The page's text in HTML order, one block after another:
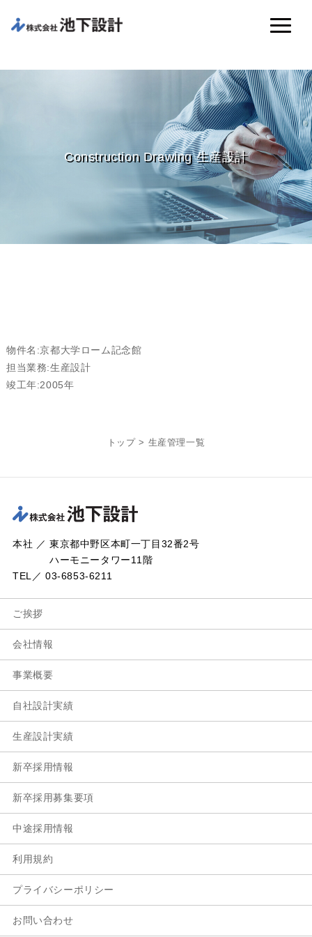
Construction Drawing 生産設計
物件名:京都大学ローム記念館
担当業務:生産設計
竣工年:2005年
トップ > 生産管理一覧
本社 ／ 東京都中野区本町一丁目32番2号
ハーモニータワー11階
TEL／ 03-6853-6211
ご挨拶
会社情報
事業概要
自社設計実績
生産設計実績
新卒採用情報
新卒採用募集要項
中途採用情報
利用規約
プライバシーポリシー
お問い合わせ